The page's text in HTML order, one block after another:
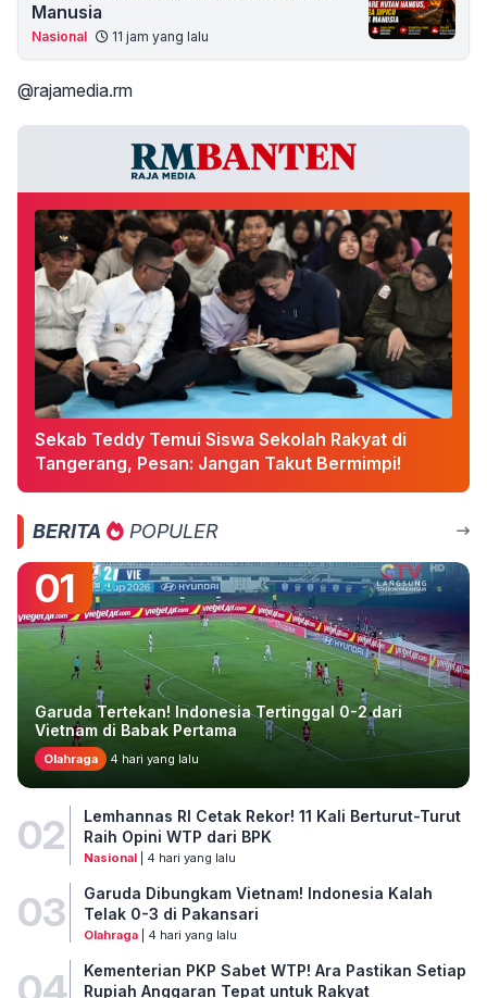
Manusia
Nasional 11 jam yang lalu
@rajamedia.rm
Sekab Teddy Temui Siswa Sekolah Rakyat di
Tangerang, Pesan: Jangan Takut Bermimpi!
BERITA POPULER
01
Garuda Tertekan! Indonesia Tertinggal 0-2 dari
Vietnam di Babak Pertama
Olahraga 4 hari yang lalu
02
Lemhannas RI Cetak Rekor! 11 Kali Berturut-Turut
Raih Opini WTP dari BPK
Nasional| 4 hari yang lalu
03
Garuda Dibungkam Vietnam! Indonesia Kalah
Telak 0-3 di Pakansari
Olahraga| 4 hari yang lalu
Kementerian PKP Sabet WTP! Ara Pastikan Setiap
Rupiah Anggaran Tepat untuk Rakyat